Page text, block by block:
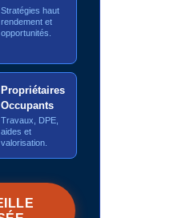
Stratégies haut
rendement et
opportunités.
Propriétaires
Occupants
Travaux, DPE,
aides et
valorisation.